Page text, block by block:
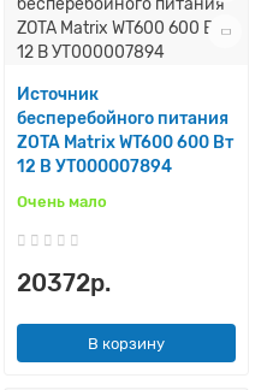
Источник
бесперебойного питания
ZOTA Matrix WT600 600 Вт
12 В УТ000007894
Очень мало
20372р.
В корзину